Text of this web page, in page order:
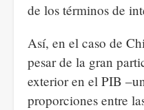
de los términos de
Así, en el caso de
pesar de la gran
exterior en el PIB
proporciones entre